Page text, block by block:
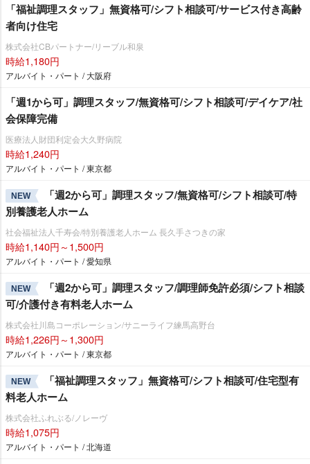
「福祉調理スタッフ」無資格可/シフト相談可/サービス付き高齢
者向け住宅
株式会社CBパートナー/リーブル和泉
時給1,180円
アルバイト・パート / 大阪府
「週1から可」調理スタッフ/無資格可/シフト相談可/デイケア/社
会保障完備
医療法人財団利定会大久野病院
時給1,240円
アルバイト・パート / 東京都
NEW
「週2から可」調理スタッフ/無資格可/シフト相談可/特
別養護老人ホーム
社会福祉法人千寿会/特別養護老人ホーム 長久手さつきの家
時給1,140円～1,500円
アルバイト・パート / 愛知県
NEW
「週2から可」調理スタッフ/調理師免許必須/シフト相談
可/介護付き有料老人ホーム
株式会社川島コーポレーション/サニーライフ練馬高野台
時給1,226円～1,300円
アルバイト・パート / 東京都
NEW
「福祉調理スタッフ」無資格可/シフト相談可/住宅型有
料老人ホーム
株式会社ふれぶる/ノレーヴ
時給1,075円
アルバイト・パート / 北海道